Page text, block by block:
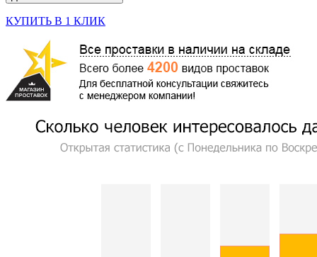
КУПИТЬ В 1 КЛИК